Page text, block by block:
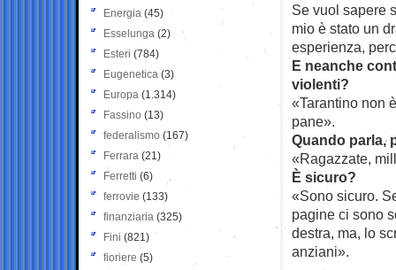
Se vuol sapere
mio è stato un
esperienza,
E neanche
violenti?
«Tarantino non
pane».
Quando parla,
«Ragazzate,
È sicuro?
«Sono sicuro.
pagine ci sono
destra, ma, lo
anziani».
Energia (45)
Esselunga (2)
Esteri (784)
Eugenetica (3)
Europa (1.314)
Fassino (13)
federalismo (167)
Ferrara (21)
Ferretti (6)
ferrovie (133)
finanziaria (325)
Fini (821)
fioriere (5)